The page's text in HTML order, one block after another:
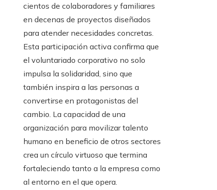
cientos de colaboradores y familiares
en decenas de proyectos diseñados
para atender necesidades concretas.
Esta participación activa confirma que
el voluntariado corporativo no solo
impulsa la solidaridad, sino que
también inspira a las personas a
convertirse en protagonistas del
cambio. La capacidad de una
organización para movilizar talento
humano en beneficio de otros sectores
crea un círculo virtuoso que termina
fortaleciendo tanto a la empresa como
al entorno en el que opera.